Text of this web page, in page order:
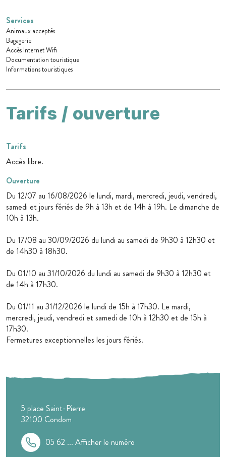
Services
Animaux acceptés
Bagagerie
Accès Internet Wifi
Documentation touristique
Informations touristiques
Tarifs / ouverture
Tarifs
Accès libre.
Ouverture
Du 12/07 au 16/08/2026 le lundi, mardi, mercredi, jeudi, vendredi,
samedi et jours fériés de 9h à 13h et de 14h à 19h. Le dimanche de
10h à 13h.
Du 17/08 au 30/09/2026 du lundi au samedi de 9h30 à 12h30 et
de 14h30 à 18h30.
Du 01/10 au 31/10/2026 du lundi au samedi de 9h30 à 12h30 et
de 14h à 17h30.
Du 01/11 au 31/12/2026 le lundi de 15h à 17h30. Le mardi,
mercredi, jeudi, vendredi et samedi de 10h à 12h30 et de 15h à
17h30.
Fermetures exceptionnelles les jours fériés.
5 place Saint-Pierre
32100 Condom
05 62 ... Afficher le numéro